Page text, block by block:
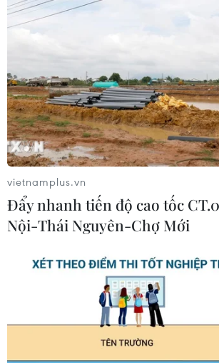
vietnamplus.vn
Đẩy nhanh tiến độ cao tốc
Nội-Thái Nguyên-Chợ Mới